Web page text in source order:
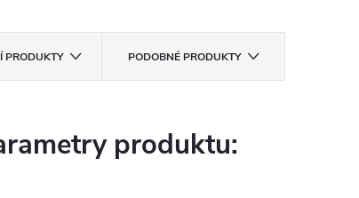
PRODUKTY PODOBNÉ PRODUKTY
produktu: